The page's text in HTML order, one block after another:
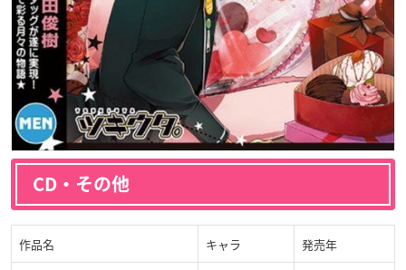
CD・その他
作品名 キャラ 発売年